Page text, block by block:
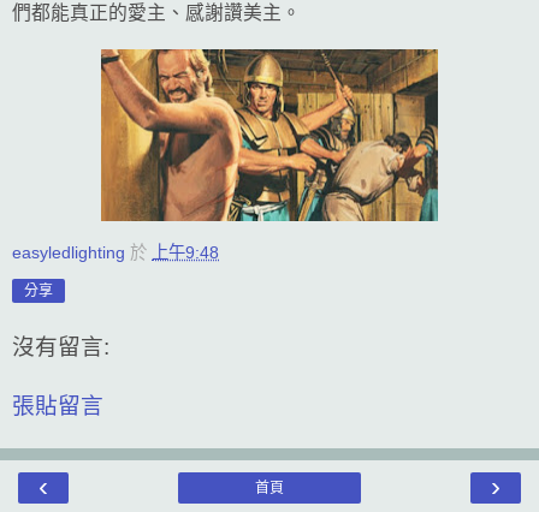
們都能真正的愛主、感謝讚美主。
easyledlighting 於 上午9:48
分享
沒有留言:
張貼留言
‹ ›
首頁